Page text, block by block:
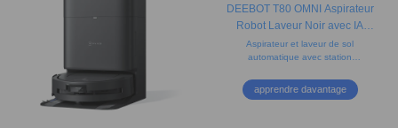
DEEBOT T80 OMNI Aspirateur
Robot Laveur Noir avec IA
(Puissant, Tapis, Bords)
Aspirateur et laveur de sol
automatique avec station
lavage à l'eau chaude et détection
des taches par IA.
apprendre davantage